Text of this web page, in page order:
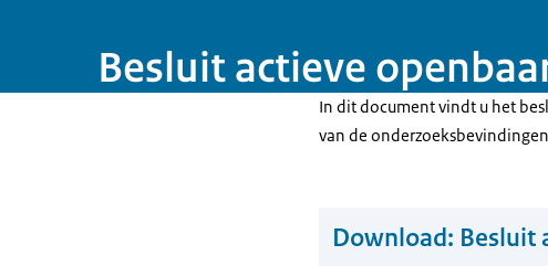
Besluit actieve
In dit document vindt u het
van de
Download: Besluit